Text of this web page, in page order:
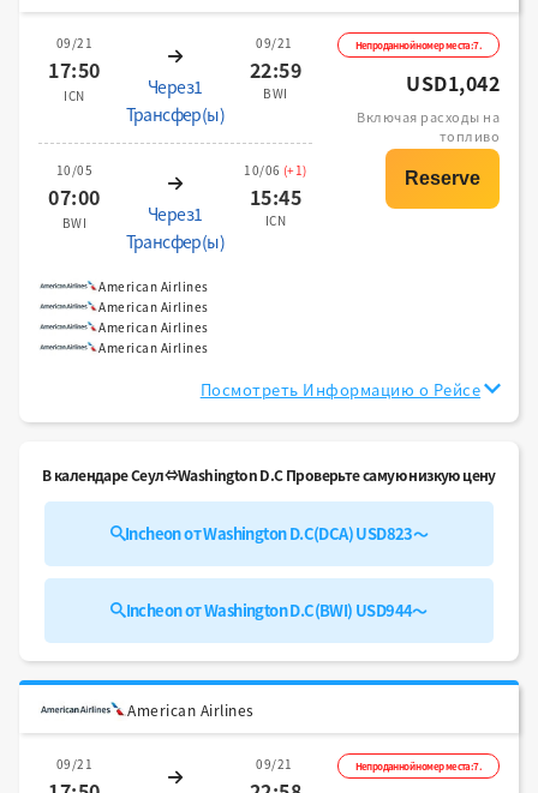
09/21
17:50
ICN
Через1
Трансфер(ы)
09/21
22:59
BWI
10/05
07:00
BWI
Через1
Трансфер(ы)
10/06 (+1)
15:45
ICN
Непроданной номер места:7.
USD1,042
Включая расходы на
топливо
American Airlines
American Airlines
American Airlines
American Airlines
Посмотреть Информацию о Рейсе
В календаре Сеул⇔Washington D.C Проверьте самую низкую цену
Incheon от Washington D.C(DCA) USD823～
Incheon от Washington D.C(BWI) USD944～
American Airlines
09/21 09/21 Непроданной номер места:7.